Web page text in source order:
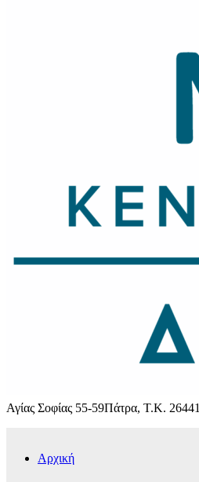
Αγίας Σοφίας 55-59Πάτρα, Τ.Κ. 26441
Αρχική